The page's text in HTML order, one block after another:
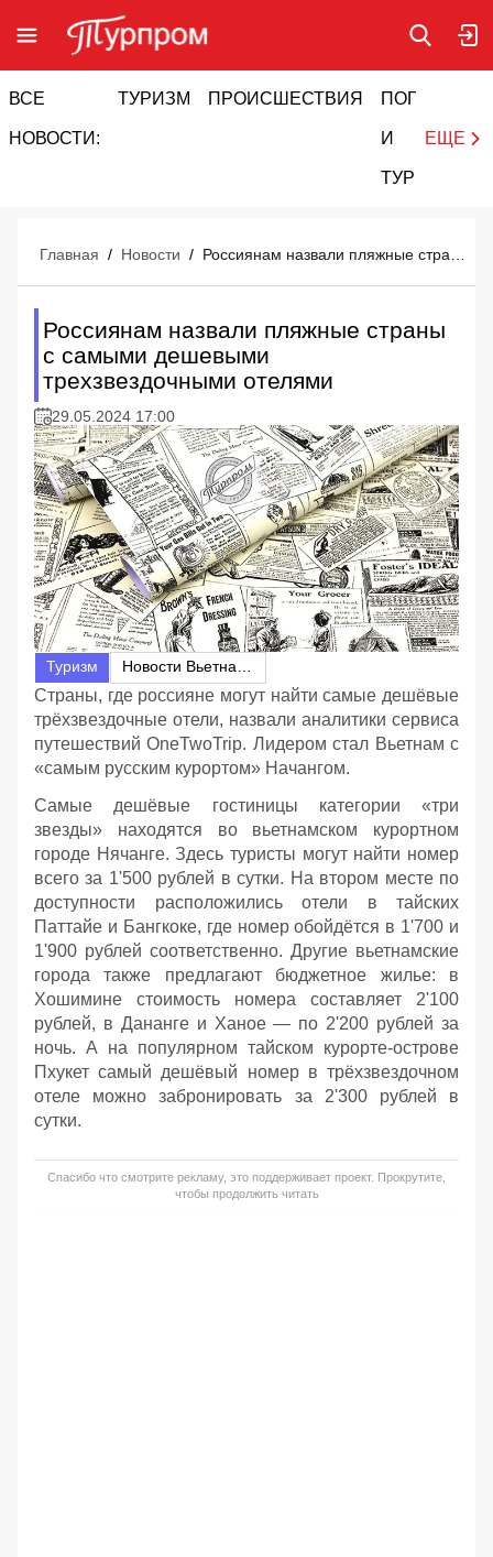
ВСЕ
НОВОСТИ:
ТУРИЗМ ПРОИСШЕСТВИЯ ПОГОДА
И
ТУРИЗМ
ЕЩЕ
Главная / Новости /
Россиянам назвали пляжные страны
с самыми дешевыми
трехзвездочными отелями
29.05.2024 17:00
Туризм
Страны, где россияне могут найти самые дешёвые
трёхзвездочные отели, назвали аналитики сервиса
путешествий OneTwoTrip. Лидером стал Вьетнам с
«самым русским курортом» Начангом.
Самые дешёвые гостиницы категории «три
звезды» находятся во вьетнамском курортном
городе Нячанге. Здесь туристы могут найти номер
всего за 1'500 рублей в сутки. На втором месте по
доступности расположились отели в тайских
Паттайе и Бангкоке, где номер обойдётся в 1'700 и
1'900 рублей соответственно. Другие вьетнамские
города также предлагают бюджетное жилье: в
Хошимине стоимость номера составляет 2'100
рублей, в Дананге и Ханое — по 2'200 рублей за
ночь. А на популярном тайском курорте-острове
Пхукет самый дешёвый номер в трёхзвездочном
отеле можно забронировать за 2'300 рублей в
сутки.
Спасибо что смотрите рекламу, это поддерживает проект. Прокрутите,
чтобы продолжить читать